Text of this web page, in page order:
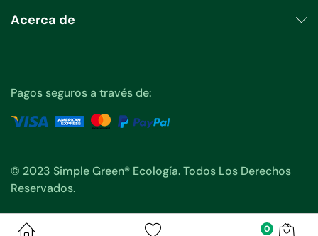
Acerca de
© 2023 Simple Green® Ecología. Todos Los Derechos
Reservados.
Pagos seguros a través de:
0